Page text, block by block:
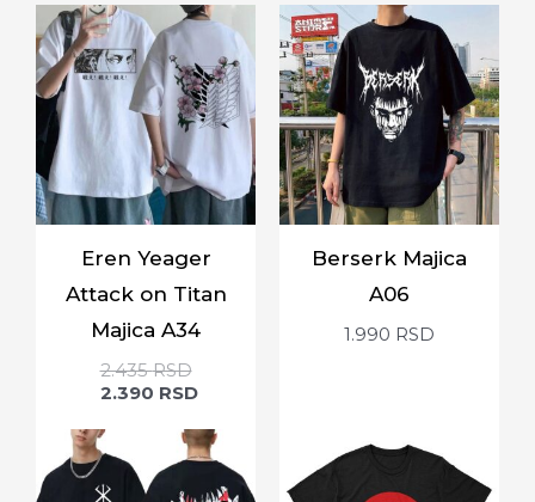
Eren Yeager
Attack on Titan
Majica A34
2.435RSD
2.390 RSD
Berserk Majica
A06
1.990 RSD